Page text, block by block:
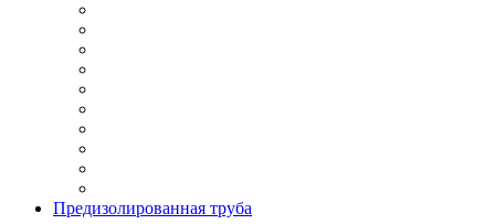
Предизолированная труба